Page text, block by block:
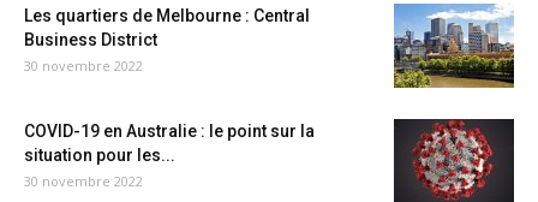
Les quartiers de Melbourne : Central
Business District
30 novembre 2022
COVID-19 en Australie : le point sur la
situation pour les...
30 novembre 2022